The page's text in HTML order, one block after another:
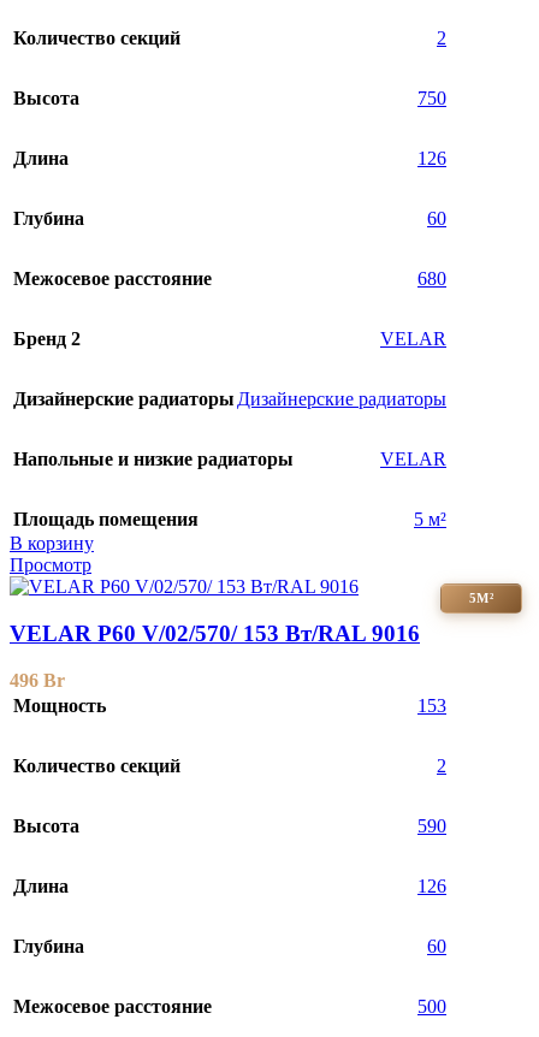
Количество секций 2
Высота 750
Длина 126
Глубина 60
Межосевое расстояние 680
Бренд 2 VELAR
Дизайнерские радиаторы Дизайнерские радиаторы
Напольные и низкие радиаторы VELAR
Площадь помещения
5 м²
В корзину
Просмотр
5М²
VELAR P60 V/02/570/ 153 Bт/RAL 9016
496 Br
Мощность
153
Количество секций 2
Высота 590
Длина 126
Глубина 60
Межосевое расстояние 500